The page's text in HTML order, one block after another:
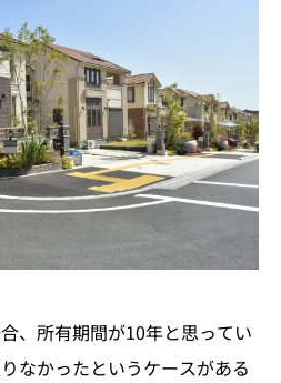
、所有期間が10年と思ってい
なかったというケースがある